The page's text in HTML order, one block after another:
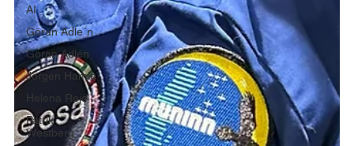
AI
Göran Adle´n
Göran Adlén
Jörgen Hamle
Helena Reje
Patrik
Westberg